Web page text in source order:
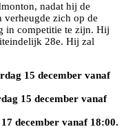
nadat hij de
verheugde zich op de
in competitie te zijn. Hij
28e. Hij zal
15 december vanaf
15 december vanaf
december vanaf 18:00.